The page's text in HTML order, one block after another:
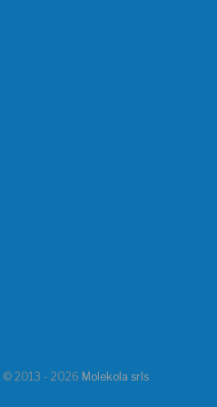
| © 2013 - 2026 Molekola srls